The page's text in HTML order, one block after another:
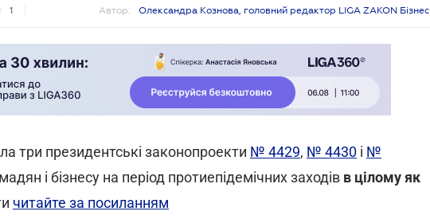
1 Автор: Олександра Кознова, головний редактор LIGA ZAKON Бізнес
три президентські законопроекти № 4429, № 4430 і №
і бізнесу на період протиепідемічних заходів в цілому як
читайте за посиланням